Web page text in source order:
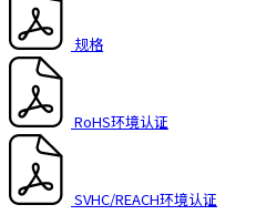
规格
RoHS环境认证
SVHC/REACH环境认证